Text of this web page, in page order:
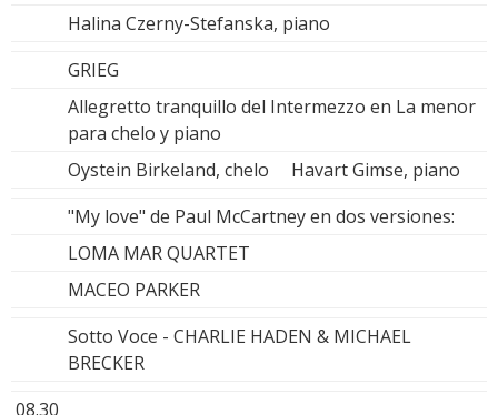
Halina Czerny-Stefanska, piano
GRIEG
Allegretto tranquillo del Intermezzo en La menor
para chelo y piano
Oystein Birkeland, chelo Havart Gimse, piano
"My love" de Paul McCartney en dos versiones:
LOMA MAR QUARTET
MACEO PARKER
Sotto Voce - CHARLIE HADEN & MICHAEL
BRECKER
08.30